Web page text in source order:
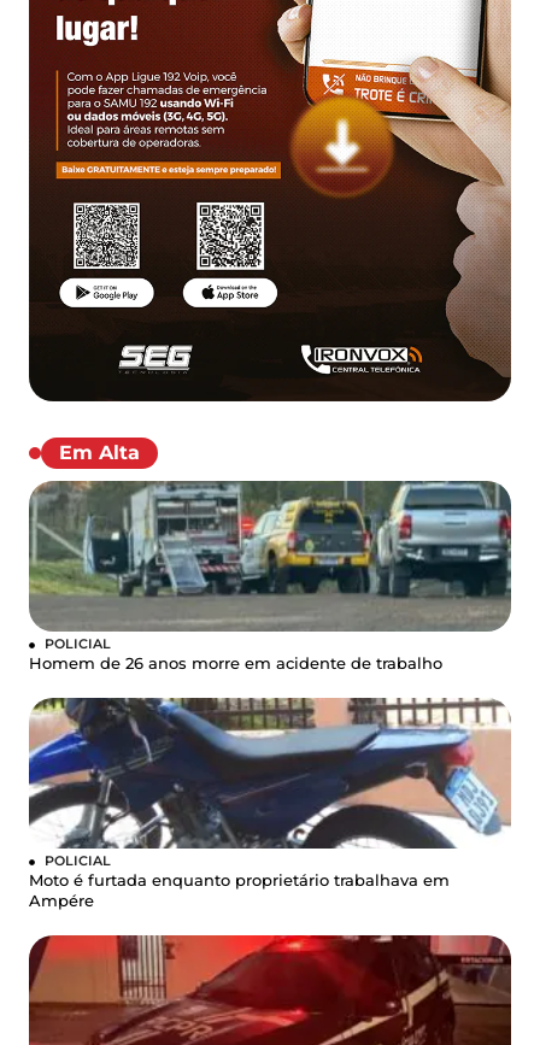
Em Alta
POLICIAL
Homem de 26 anos morre em acidente de trabalho
POLICIAL
Moto é furtada enquanto proprietário trabalhava em
Ampére